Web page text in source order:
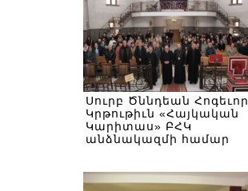
Սուրբ Ծննդեան Հոգեւոր
Կրթութիւն «Հայկական
Կարիտաս» ԲՀԿ
անձնակազմի համար